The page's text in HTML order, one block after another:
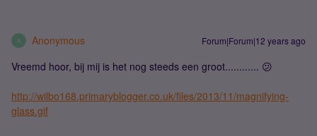
A Anonymous Forum|Forum|12 years ago
Vreemd hoor, bij mij is het nog steeds een groot............ 😕
http://wilbo168.primaryblogger.co.uk/files/2013/11/magnifying-
glass.gif